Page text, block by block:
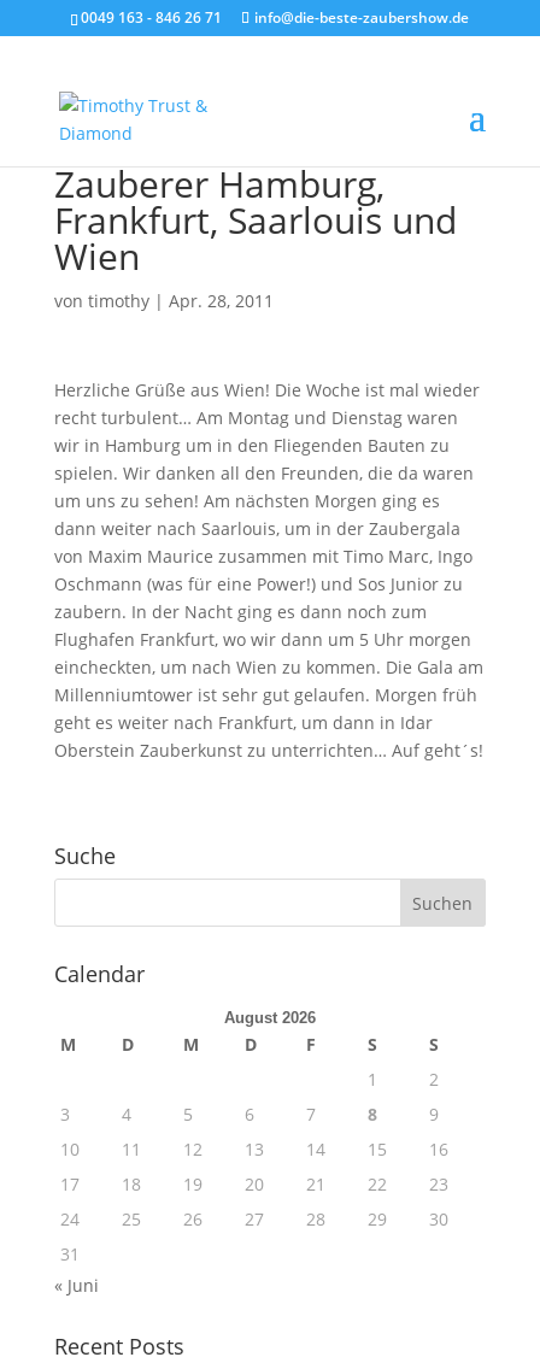
0049 163 - 846 26 71 info@die-beste-zaubershow.de
Zauberer Hamburg,
Frankfurt, Saarlouis und
Wien
von timothy| Apr. 28, 2011
Herzliche Grüße aus Wien! Die Woche ist mal wieder
recht turbulent… Am Montag und Dienstag waren
wir in Hamburg um in den Fliegenden Bauten zu
spielen. Wir danken all den Freunden, die da waren
um uns zu sehen! Am nächsten Morgen ging es
dann weiter nach Saarlouis, um in der Zaubergala
von Maxim Maurice zusammen mit Timo Marc, Ingo
Oschmann (was für eine Power!) und Sos Junior zu
zaubern. In der Nacht ging es dann noch zum
Flughafen Frankfurt, wo wir dann um 5 Uhr morgen
eincheckten, um nach Wien zu kommen. Die Gala am
Millenniumtower ist sehr gut gelaufen. Morgen früh
geht es weiter nach Frankfurt, um dann in Idar
Oberstein Zauberkunst zu unterrichten… Auf geht´s!
Suche
Calendar
August 2026
M D M D F S
S
1
2
3
4 5 6 7 8
9
10
11 12 13 14 15
16
17
18 19 20 21 22
23
24
25 26 27 28 29
30
31
« Juni
Recent Posts